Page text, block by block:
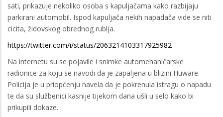
sati, prikazuje nekoliko osoba s kapuljačama kako razbijaju
parkirani automobil. Ispod kapuljača nekih napadača vide se niti
cicita, židovskog obrednog rublja.
https://twitter.com/i/status/2063214103317925982
Na internetu su se pojavile i snimke automehaničarske
radionice za koju se navodi da je zapaljena u blizini Huware.
Policija je u priopćenju navela da je pokrenula istragu o napadu
te da su službenici kasnije tijekom dana ušli u selo kako bi
prikupili dokaze.